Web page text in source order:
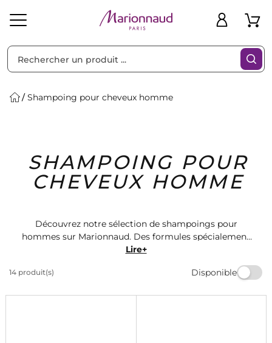
Solaire Homme Marques Idées
Cadeaux
Bons
Plans
Shampoing pour cheveux homme
SHAMPOING POUR
CHEVEUX HOMME
Découvrez notre sélection de shampoings pour
hommes sur Marionnaud. Des formules spécialement
conçues pour répondre aux besoins des cheveux
de qualité avec nos produits de marques renommées.
Lire+
14 produit(s) Disponible
Filtres